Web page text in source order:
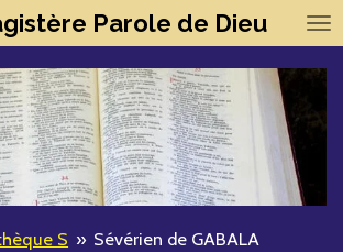
Parole de Dieu
S » Sévérien de GABALA